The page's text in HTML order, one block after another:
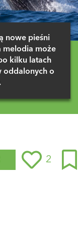
nowe pieśni
melodia może
kilku latach
oddalonych o
2